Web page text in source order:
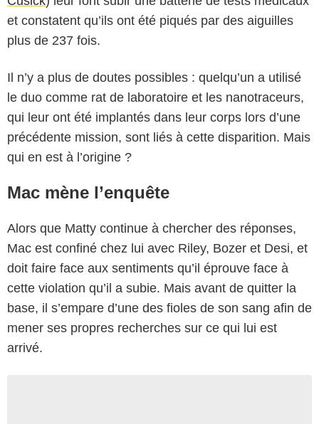
et constatent qu’ils ont été piqués par des aiguilles
plus de 237 fois.
Il n’y a plus de doutes possibles : quelqu’un a utilisé
le duo comme rat de laboratoire et les nanotraceurs,
qui leur ont été implantés dans leur corps lors d’une
précédente mission, sont liés à cette disparition. Mais
qui en est à l’origine ?
Mac mène l’enquête
Alors que Matty continue à chercher des réponses,
Mac est confiné chez lui avec Riley, Bozer et Desi, et
doit faire face aux sentiments qu’il éprouve face à
cette violation qu’il a subie. Mais avant de quitter la
base, il s’empare d’une des fioles de son sang afin de
mener ses propres recherches sur ce qui lui est
arrivé.